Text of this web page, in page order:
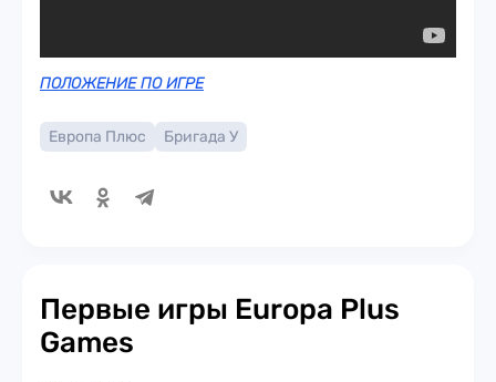
ПОЛОЖЕНИЕ ПО ИГРЕ
Европа Плюс Бригада У
Первые игры Europa Plus
Games